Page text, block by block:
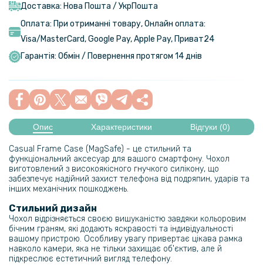
Доставка: Нова Пошта / УкрПошта
Оплата: При отриманні товару, Онлайн оплата:
Visa/MasterСard, Google Pay, Apple Pay, Приват24
Гарантія: Обмін / Повернення протягом 14 днів
Опис Характеристики Відгуки (0)
Casual Frame Case (MagSafe) - це стильний та
функціональний аксесуар для вашого смартфону. Чохол
виготовлений з високоякісного гнучкого силікону, що
забезпечує надійний захист телефона від подряпин, ударів та
інших механічних пошкоджень.
Стильний дизайн
Чохол відрізняється своєю вишуканістю завдяки кольоровим
бічним граням, які додають яскравості та індивідуальності
вашому пристрою. Особливу увагу привертає цікава рамка
навколо камери, яка не тільки захищає об'єктив, але й
підкреслює естетичний вигляд телефону.